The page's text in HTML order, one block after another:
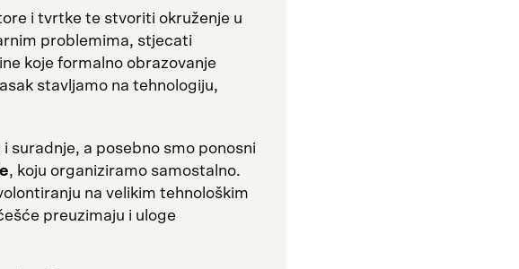
i tvrtke te stvoriti okruženje u
problemima, stjecati
koje formalno obrazovanje
stavljamo na tehnologiju,
suradnje, a posebno smo ponosni
, koju organiziramo samostalno.
na velikim tehnološkim
preuzimaju i uloge